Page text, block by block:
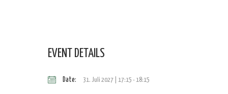
EVENT DETAILS
Date: 31. Juli 2027 | 17:15 -18:15